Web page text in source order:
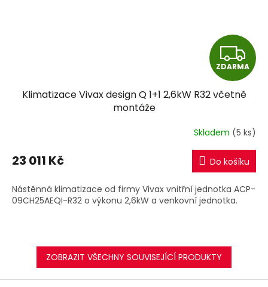
Z
D
A
R
M
A
ZDARMA
Klimatizace Vivax design Q 1+1 2,6kW R32 včetně
montáže
Skladem (5 ks)
23 011 Kč Do košíku
Nástěnná klimatizace od firmy Vivax vnitřní jednotka ACP-
09CH25AEQI-R32 o výkonu 2,6kW a venkovní jednotka.
ZOBRAZIT VŠECHNY SOUVISEJÍCÍ PRODUKTY